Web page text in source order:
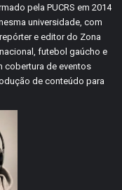
pela PUCRS em 2014
universidade, com
e editor do Zona
futebol gaúcho e
cobertura de eventos
de conteúdo para